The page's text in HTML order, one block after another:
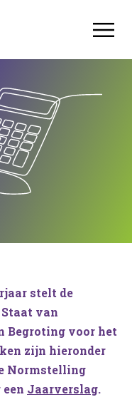
stelt de
van
Begroting voor het
zijn hieronder
Normstelling
Jaarverslag.